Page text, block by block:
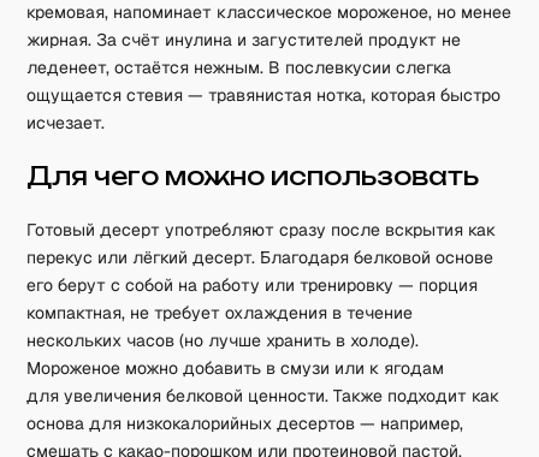
кремовая, напоминает классическое мороженое, но менее
жирная. За счёт инулина и загустителей продукт не
леденеет, остаётся нежным. В послевкусии слегка
ощущается стевия — травянистая нотка, которая быстро
исчезает.
Для чего можно использовать
Готовый десерт употребляют сразу после вскрытия как
перекус или лёгкий десерт. Благодаря белковой основе
его берут с собой на работу или тренировку — порция
компактная, не требует охлаждения в течение
нескольких часов (но лучше хранить в холоде).
Мороженое можно добавить в смузи или к ягодам
для увеличения белковой ценности. Также подходит как
основа для низкокалорийных десертов — например,
смешать с какао-порошком или протеиновой пастой.